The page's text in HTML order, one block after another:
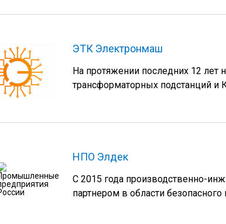
ЭТК Электронмаш
На протяжении последних 12
трансформаторных подстанций и
НПО Элдек
С 2015 года производственно-
партнером в области